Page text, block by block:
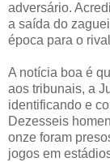
adversário.
a saída do
época para o
A notícia boa é
aos tribunais, a
identificando e
Dezesseis
onze foram
jogos em